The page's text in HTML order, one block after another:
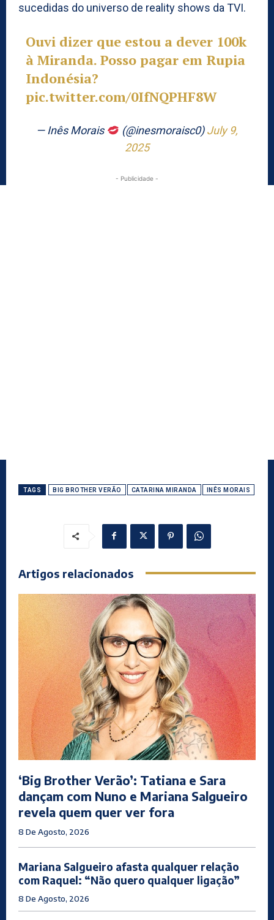
sucedidas do universo de reality shows da TVI.
Ouvi dizer que estou a dever 100k
à Miranda. Posso pagar em Rupia
Indonésia?
pic.twitter.com/0IfNQPHF8W
— Inês Morais (@inesmoraisc0)July 9,
2025
- Publicidade -
TAGS BIG BROTHER VERÃO CATARINA MIRANDA INÊS MORAIS
Artigos relacionados
‘Big Brother Verão’: Tatiana e Sara
dançam com Nuno e Mariana Salgueiro
revela quem quer ver fora
8 De Agosto, 2026
Mariana Salgueiro afasta qualquer relação
com Raquel: “Não quero qualquer ligação”
8 De Agosto, 2026